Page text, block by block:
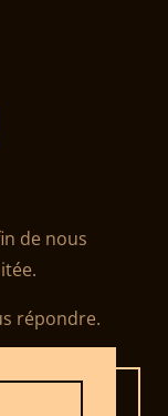
de nous
répondre.